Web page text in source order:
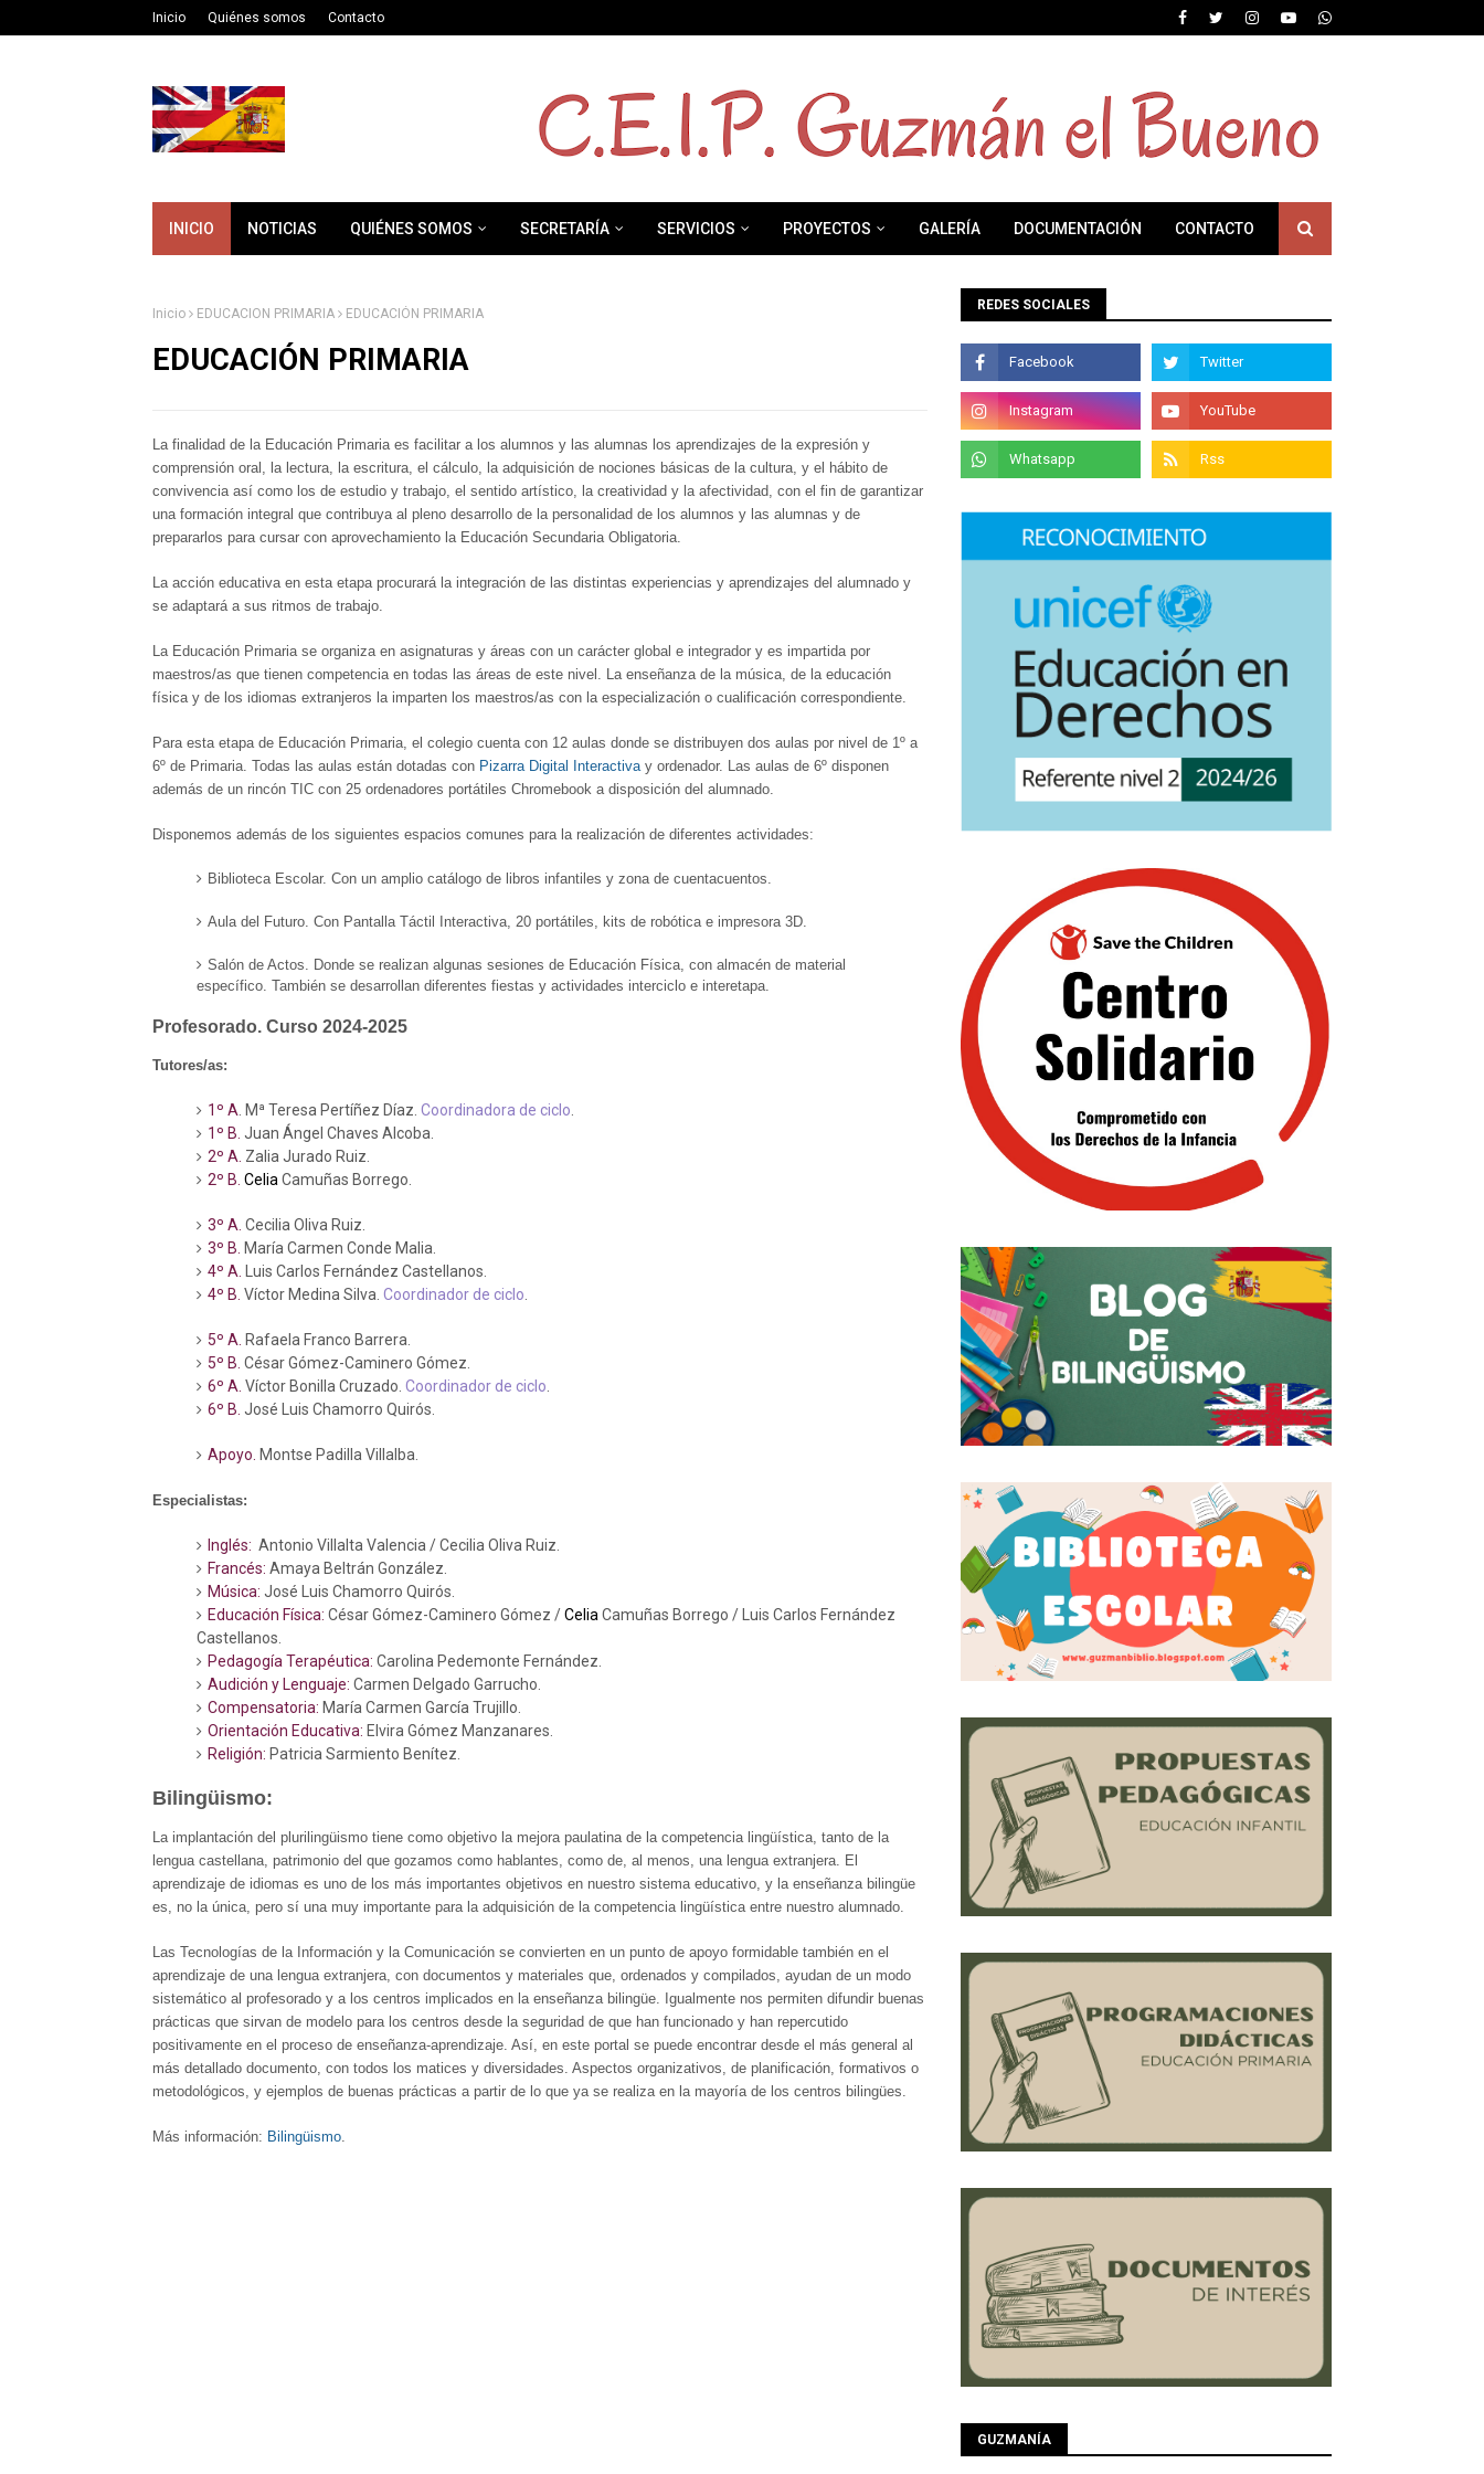
Inicio Quiénes somos Contacto
INICIO NOTICIAS QUIÉNES SOMOS SECRETARÍA SERVICIOS PROYECTOS GALERÍA DOCUMENTACIÓN CONTACTO
Inicio EDUCACION PRIMARIA EDUCACIÓN PRIMARIA
EDUCACIÓN PRIMARIA
La finalidad de la Educación Primaria es facilitar a los alumnos y las alumnas los aprendizajes de la expresión y
comprensión oral, la lectura, la escritura, el cálculo, la adquisición de nociones básicas de la cultura, y el hábito de
convivencia así como los de estudio y trabajo, el sentido artístico, la creatividad y la afectividad, con el fin de garantizar
una formación integral que contribuya al pleno desarrollo de la personalidad de los alumnos y las alumnas y de
prepararlos para cursar con aprovechamiento la Educación Secundaria Obligatoria.
La acción educativa en esta etapa procurará la integración de las distintas experiencias y aprendizajes del alumnado y
se adaptará a sus ritmos de trabajo.
La Educación Primaria se organiza en asignaturas y áreas con un carácter global e integrador y es impartida por
maestros/as que tienen competencia en todas las áreas de este nivel. La enseñanza de la música, de la educación
física y de los idiomas extranjeros la imparten los maestros/as con la especialización o cualificación correspondiente.
Para esta etapa de Educación Primaria, el colegio cuenta con 12 aulas donde se distribuyen dos aulas por nivel de 1º a
6º de Primaria. Todas las aulas están dotadas con Pizarra Digital Interactivay ordenador. Las aulas de 6º disponen
además de un rincón TIC con 25 ordenadores portátiles Chromebook a disposición del alumnado.
Disponemos además de los siguientes espacios comunes para la realización de diferentes actividades:
Biblioteca Escolar. Con un amplio catálogo de libros infantiles y zona de cuentacuentos.
Aula del Futuro. Con Pantalla Táctil Interactiva, 20 portátiles, kits de robótica e impresora 3D.
Salón de Actos. Donde se realizan algunas sesiones de Educación Física, con almacén de material
específico. También se desarrollan diferentes fiestas y actividades interciclo e interetapa.
Profesorado. Curso 2024-2025
Tutores/as:
1º A . Mª Teresa Pertíñez Díaz. Coordinadora de ciclo
1º B. Juan Ángel Chaves Alcoba.
2º A. Zalia Jurado Ruiz.
2º B. Celia Camuñas Borrego.
3º A. Cecilia Oliva Ruiz.
3º B. María Carmen Conde Malia.
4º A.
Luis Carlos Fernández Castellanos.
4º B. Víctor Medina Silva. Coordinador de ciclo
5º A. Rafaela Franco Barrera.
5º B. César Gómez-Caminero Gómez.
6º A. Víctor Bonilla Cruzado. Coordinador de ciclo
6º B. José Luis Chamorro Quirós.
Apoyo. Montse Padilla Villalba.
Especialistas:
Inglés: Antonio Villalta Valencia / Cecilia Oliva Ruiz.
Francés: Amaya Beltrán González.
Música: José Luis Chamorro Quirós.
Educación Física: César Gómez-Caminero Gómez /Celia Camuñas Borrego / Luis Carlos Fernández
Castellanos.
Pedagogía Terapéutica: Carolina Pedemonte Fernández.
Audición y Lenguaje: Carmen Delgado Garrucho.
Compensatoria: María Carmen García Trujillo.
Orientación Educativa: Elvira Gómez Manzanares.
Religión: Patricia Sarmiento Benítez.
Bilingüismo:
La implantación del plurilingüismo tiene como objetivo la mejora paulatina de la competencia lingüística, tanto de la
lengua castellana, patrimonio del que gozamos como hablantes, como de, al menos, una lengua extranjera. El
aprendizaje de idiomas es uno de los más importantes objetivos en nuestro sistema educativo, y la enseñanza bilingüe
es, no la única, pero sí una muy importante para la adquisición de la competencia lingüística entre nuestro alumnado.
Las Tecnologías de la Información y la Comunicación se convierten en un punto de apoyo formidable también en el
aprendizaje de una lengua extranjera, con documentos y materiales que, ordenados y compilados, ayudan de un modo
sistemático al profesorado y a los centros implicados en la enseñanza bilingüe. Igualmente nos permiten difundir buenas
prácticas que sirvan de modelo para los centros desde la seguridad de que han funcionado y han repercutido
positivamente en el proceso de enseñanza-aprendizaje. Así, en este portal se puede encontrar desde el más general al
más detallado documento, con todos los matices y diversidades. Aspectos organizativos, de planificación, formativos o
metodológicos, y ejemplos de buenas prácticas a partir de lo que ya se realiza en la mayoría de los centros bilingües.
Más información: Bilingüismo.
REDES SOCIALES
GUZMANÍA